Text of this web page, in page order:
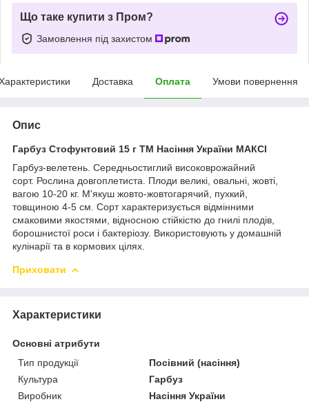
Що таке купити з Пром?
Замовлення під захистом
Доставка Оплата Умови повернення
Опис
Гарбуз Стофунтовий 15 г ТМ Насіння України МАКСІ
Гарбуз-велетень. Середньостиглий високоврожайний
сорт. Рослина довгоплетиста. Плоди великі, овальні, жовті,
вагою 10-20 кг. М'якуш жовто-жовтогарячий, пухкий,
товщиною 4-5 см. Сорт характеризується відмінними
смаковими якостями, відносною стійкістю до гнилі плодів,
борошнистої роси і бактеріозу. Використовують у домашній
кулінарії та в кормових цілях.
Приховати
Характеристики
Основні атрибути
Тип продукції
Посівний (насіння)
Культура
Гарбуз
Виробник
Насіння України